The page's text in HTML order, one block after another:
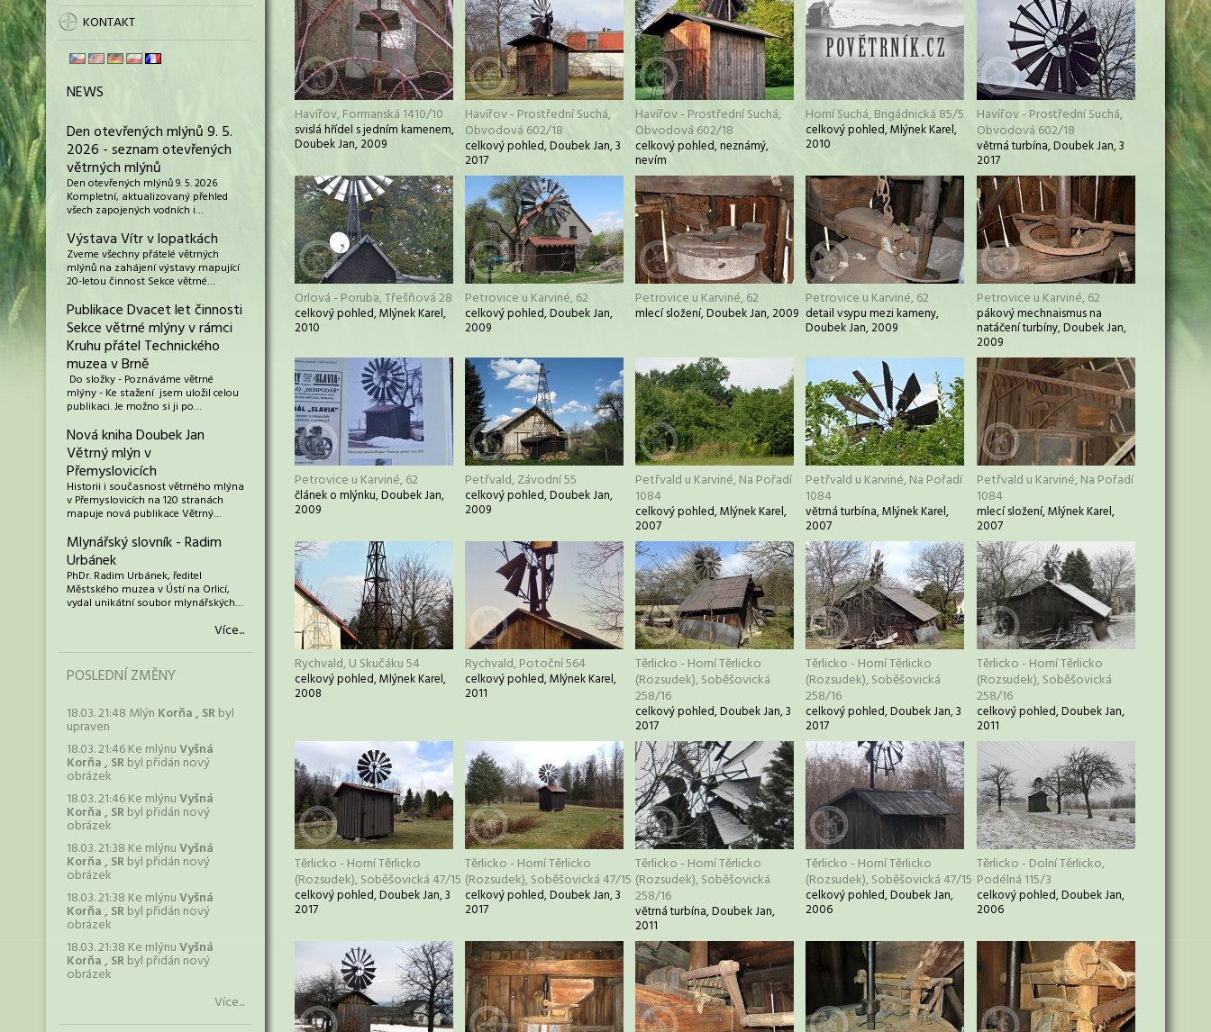
KONTAKT
NEWS
Den otevřených mlýnů 9. 5.
2026 - seznam otevřených
větrných mlýnů
Den otevřených mlýnů 9. 5. 2026
Kompletní, aktualizovaný přehled
všech zapojených vodních i…
Výstava Vítr v lopatkách
Zveme všechny přátelé větrných
mlýnů na zahájení výstavy mapující
20-letou činnost Sekce větrné…
Publikace Dvacet let činnosti
Sekce větrné mlýny v rámci
Kruhu přátel Technického
muzea v Brně
Do složky - Poznáváme větrné
mlýny - Ke stažení jsem uložil celou
publikaci. Je možno si ji po…
Nová kniha Doubek Jan
Větrný mlýn v
Přemyslovicích
Historii i současnost větrného mlýna
v Přemyslovicích na 120 stranách
mapuje nová publikace Větrný…
Mlynářský slovník - Radim
Urbánek
PhDr. Radim Urbánek, ředitel
Městského muzea v Ústí na Orlicí,
vydal unikátní soubor mlynářských…
Více...
POSLEDNÍ ZMĚNY
18.03. 21:48 Mlýn Korňa , SRbyl
upraven
18.03. 21:46 Ke mlýnuVyšná
Korňa , SRbyl přidán nový
obrázek
18.03. 21:46 Ke mlýnuVyšná
Korňa , SRbyl přidán nový
obrázek
18.03. 21:38 Ke mlýnuVyšná
Korňa , SRbyl přidán nový
obrázek
18.03. 21:38 Ke mlýnuVyšná
Korňa , SRbyl přidán nový
obrázek
18.03. 21:38 Ke mlýnuVyšná
Korňa , SRbyl přidán nový
obrázek
Více...
Havířov, Formanská 1410/10
svislá hřídel s jedním kamenem,
Doubek Jan, 2009
Havířov - Prostřední Suchá,
Obvodová 602/18
celkový pohled, Doubek Jan, 3
2017
Havířov - Prostřední Suchá,
Obvodová 602/18
celkový pohled, neznámý,
nevím
Horní Suchá, Brigádnická 85/5
celkový pohled, Mlýnek Karel,
2010
Havířov - Prostřední Suchá,
Obvodová 602/18
větrná turbína, Doubek Jan, 3
2017
Orlová - Poruba, Třešňová 28
celkový pohled, Mlýnek Karel,
2010
Petrovice u Karviné, 62
celkový pohled, Doubek Jan,
2009
Petrovice u Karviné, 62
mlecí složení, Doubek Jan, 2009
Petrovice u Karviné, 62
detail vsypu mezi kameny,
Doubek Jan, 2009
Petrovice u Karviné, 62
pákový mechnaismus na
natáčení turbíny, Doubek Jan,
2009
Petrovice u Karviné, 62
článek o mlýnku, Doubek Jan,
2009
Petřvald, Závodní 55
celkový pohled, Doubek Jan,
2009
Petřvald u Karviné, Na Pořadí
1084
celkový pohled, Mlýnek Karel,
2007
Petřvald u Karviné, Na Pořadí
1084
větrná turbína, Mlýnek Karel,
2007
Petřvald u Karviné, Na Pořadí
1084
mlecí složení, Mlýnek Karel,
2007
Rychvald, U Skučáku 54
celkový pohled, Mlýnek Karel,
2008
Rychvald, Potoční 564
celkový pohled, Mlýnek Karel,
2011
Těrlicko - Horní Těrlicko
(Rozsudek), Soběšovická
258/16
celkový pohled, Doubek Jan, 3
2017
Těrlicko - Horní Těrlicko
(Rozsudek), Soběšovická
258/16
celkový pohled, Doubek Jan, 3
2017
Těrlicko - Horní Těrlicko
(Rozsudek), Soběšovická
258/16
celkový pohled, Doubek Jan,
2011
Těrlicko - Horní Těrlicko
(Rozsudek), Soběšovická 47/15
celkový pohled, Doubek Jan, 3
2017
Těrlicko - Horní Těrlicko
(Rozsudek), Soběšovická 47/15
celkový pohled, Doubek Jan, 3
2017
Těrlicko - Horní Těrlicko
(Rozsudek), Soběšovická
258/16
větrná turbína, Doubek Jan,
2011
Těrlicko - Horní Těrlicko
(Rozsudek), Soběšovická 47/15
celkový pohled, Doubek Jan,
2006
Těrlicko - Dolní Těrlicko,
Podélná 115/3
celkový pohled, Doubek Jan,
2006